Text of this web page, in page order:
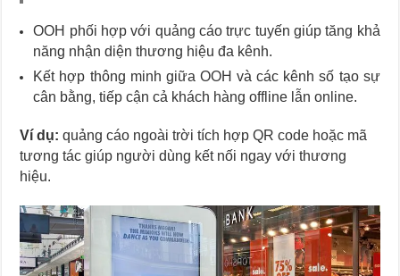
OOH phối hợp với quảng cáo trực tuyến giúp tăng khả
năng nhận diện thương hiệu đa kênh.
Kết hợp thông minh giữa OOH và các kênh số tạo sự
cân bằng, tiếp cận cả khách hàng offline lẫn online.
Ví dụ: quảng cáo ngoài trời tích hợp QR code hoặc mã
tương tác giúp người dùng kết nối ngay với thương
hiệu.